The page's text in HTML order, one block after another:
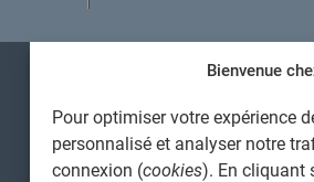
Bienvenue
Pour optimiser votre expérience
personnalisé et analyser notre
connexion (cookies). En cliquant
AVIS JURIDIQUE GÉNÉRAL
AVIS À L'USAGER
PROTECTION DES